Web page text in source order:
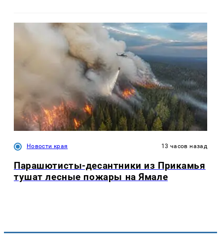
Новости края 13 часов назад
Парашютисты-десантники из Прикамья
тушат лесные пожары на Ямале